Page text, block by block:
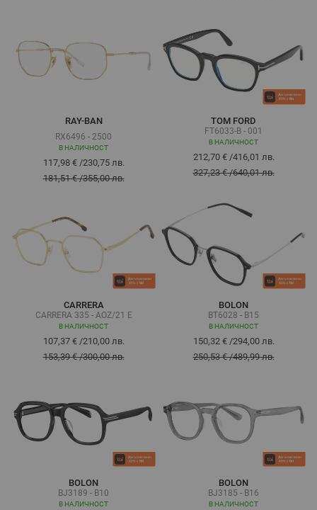
RAY-BAN
RX6496 - 2500
В НАЛИЧНОСТ
117,98 €/230,75 лв.
181,51 €/355,00 лв.
TOM FORD
FT6033-B - 001
В НАЛИЧНОСТ
212,70 €/416,01 лв.
327,23 €/640,01 лв.
CARRERA
CARRERA 335 - AOZ/21 E
В НАЛИЧНОСТ
107,37 €/210,00 лв.
153,39 €/300,00 лв.
BOLON
BT6028 - B15
В НАЛИЧНОСТ
150,32 €/294,00 лв.
250,53 €/489,99 лв.
BOLON
BJ3189 - B10
В НАЛИЧНОСТ
BOLON
BJ3185 - B16
В НАЛИЧНОСТ